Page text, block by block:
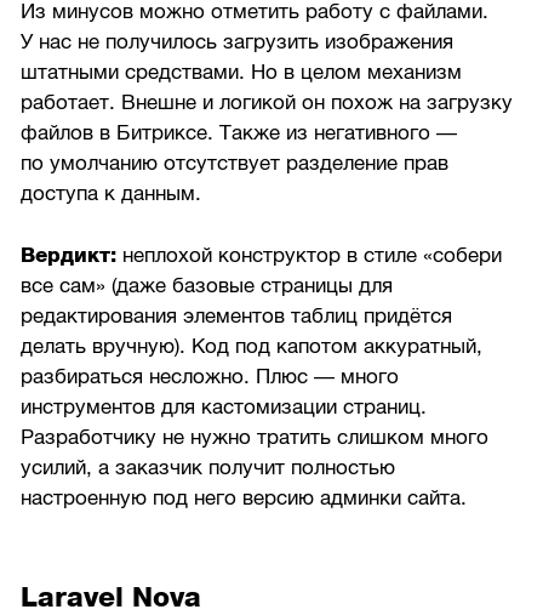
Из минусов можно отметить работу с файлами.
У нас не получилось загрузить изображения
штатными средствами. Но в целом механизм
работает. Внешне и логикой он похож на загрузку
файлов в Битриксе. Также из негативного —
по умолчанию отсутствует разделение прав
доступа к данным.
Вердикт: неплохой конструктор в стиле «собери
все сам» (даже базовые страницы для
редактирования элементов таблиц придётся
делать вручную). Код под капотом аккуратный,
разбираться несложно. Плюс — много
инструментов для кастомизации страниц.
Разработчику не нужно тратить слишком много
усилий, а заказчик получит полностью
настроенную под него версию админки сайта.
Laravel Nova